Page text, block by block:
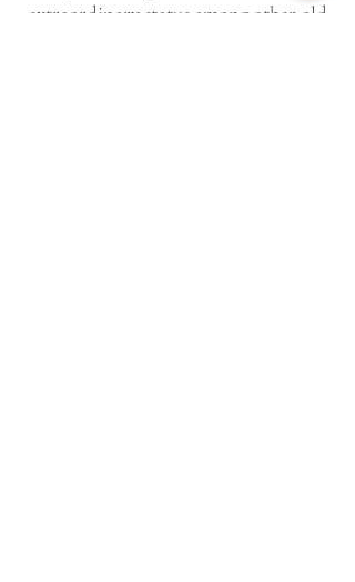
extraordinary status among other old